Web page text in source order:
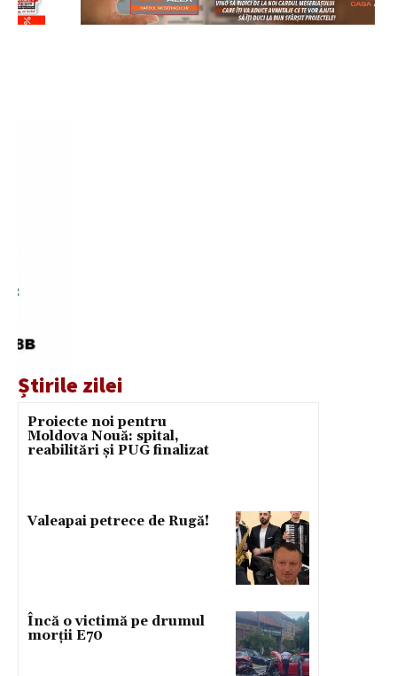
Știrile zilei
Proiecte noi pentru
Moldova Nouă: spital,
reabilitări și PUG finalizat
Valeapai petrece de Rugă!
Încă o victimă pe drumul
morții E70